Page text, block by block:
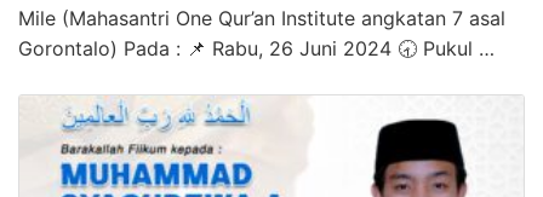
Mile (Mahasantri One Qur’an Institute angkatan 7 asal
Gorontalo) Pada : 📌 Rabu, 26 Juni 2024 🕣 Pukul …